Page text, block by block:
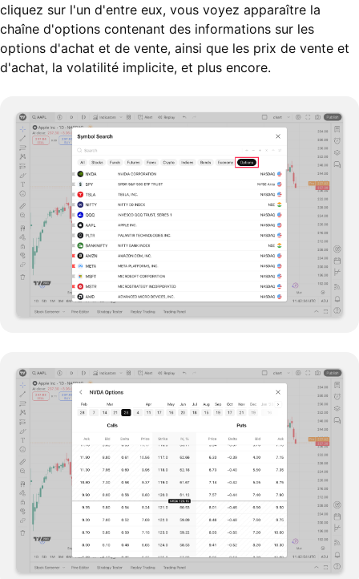
cliquez sur l'un d'entre eux, vous voyez apparaître la
chaîne d'options contenant des informations sur les
options d'achat et de vente, ainsi que les prix de vente et
d'achat, la volatilité implicite, et plus encore.